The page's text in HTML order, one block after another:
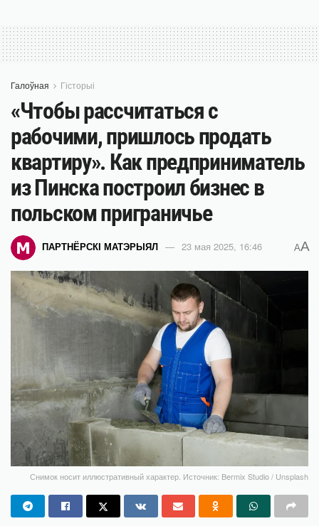
Галоўная Гісторыі
«Чтобы рассчитаться с
рабочими, пришлось продать
квартиру». Как предприниматель
из Пинска построил бизнес в
польском приграничье
ПАРТНЁРСКІ МАТЭРЫЯЛ 23 мая 2025, 16:46 AA
Снимок носит иллюстративный характер. Источник: Bermix Studio / Unsplash